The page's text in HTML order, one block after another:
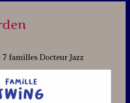
familles Docteur Jazz